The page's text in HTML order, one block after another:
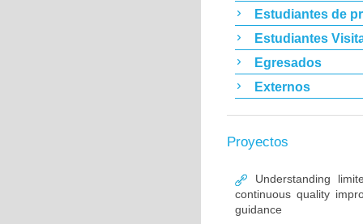
Estudiantes de
Estudiantes
Egresados
Externos
Proyectos
Understanding
continuous quality
guidance